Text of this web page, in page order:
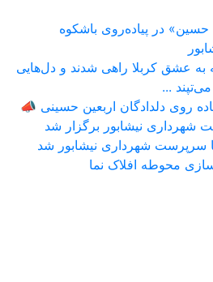
حسین» در پیاده‌روی باشکوه
به عشق کربلا راهی شدند و دل‌هایی
...
روی دلدادگان اربعین حسینی 📣
شهرداری نیشابور برگزار شد
سرپرست شهرداری نیشابور شد
محوطه افلاک نما